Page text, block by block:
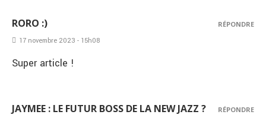
RORO :)
17 novembre 2023 - 15h08
Super article !
RÉPONDRE
JAYMEE : LE FUTUR BOSS DE LA NEW JAZZ ? RÉPONDRE